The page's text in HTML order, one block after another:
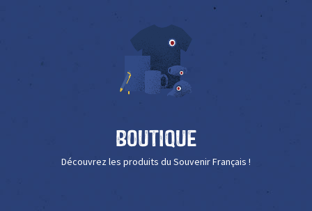
Boutique
Découvrez les produits du Souvenir Français !